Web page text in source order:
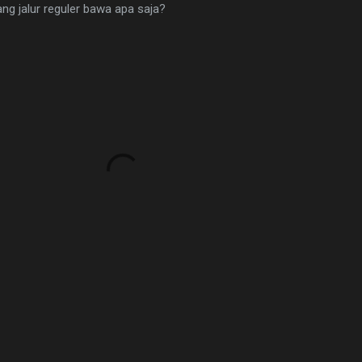
jalur reguler bawa apa saja?